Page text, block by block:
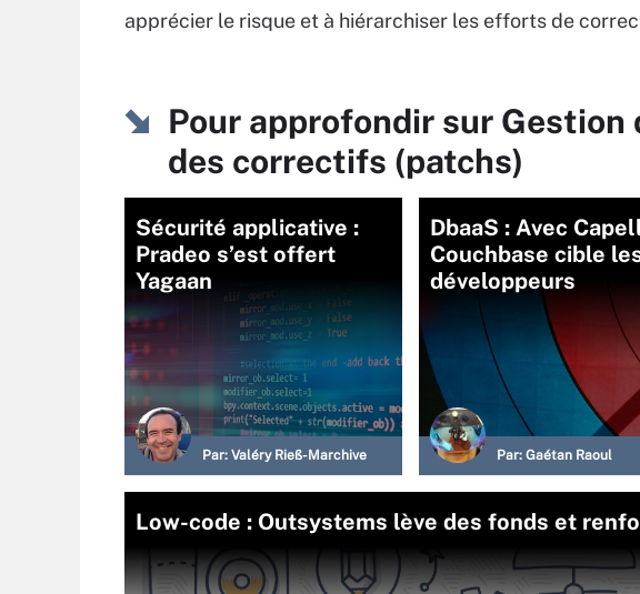
apprécier le risque et à hiérarchiser les efforts de
Pour approfondir sur
des correctifs (patchs)
Sécurité applicative :
Pradeo s’est offert
Yagaan
Par: Valéry Rieß-Marchive
DbaaS : Avec
Couchbase cible
développeurs
Par: Gaétan Raoul
Low-code : Outsystems lève des fonds et